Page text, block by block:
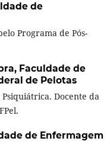
de
Programa de Pós-
Faculdade de
de Pelotas
Docente da
de Enfermagem